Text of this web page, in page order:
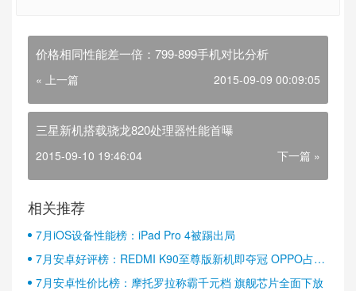
价格相同性能差一倍：799-899手机对比分析
« 上一篇 2015-09-09 00:09:05
三星新机搭载骁龙820处理器性能首曝
2015-09-10 19:46:04 下一篇 »
相关推荐
7月iOS设备性能榜：iPad Pro 4被踢出局
7月安卓好评榜：REDMI K90至尊版新机即夺冠 OPPO占据
半壁江山
7月安卓性价比榜：摩托罗拉称霸千元档 旗舰芯片全面下放